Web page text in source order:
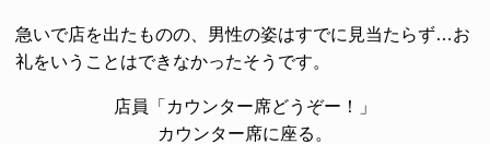
急いで店を出たものの、男性の姿はすでに見当たらず…お
礼をいうことはできなかったそうです。
店員「カウンター席どうぞー！」
カウンター席に座る。